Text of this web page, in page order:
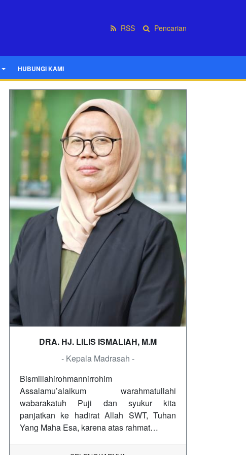
RSS Pencarian
HUBUNGI KAMI
DRA. HJ. LILIS ISMALIAH, M.M
- Kepala Madrasah -
Bismillahirohmannirrohim
Assalamu’alaikum warahmatullahi
wabarakatuh Puji dan syukur kita
panjatkan ke hadirat Allah SWT, Tuhan
Yang Maha Esa, karena atas rahmat…